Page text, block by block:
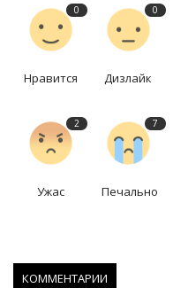
0
Нравится
0
Дизлайк
2
Ужас
7
Печально
КОММЕНТАРИИ